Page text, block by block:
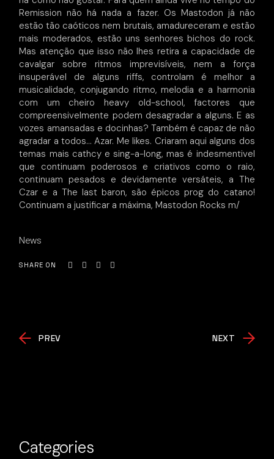
Remission não há nada a fazer. Os Mastodon já não
estão tão caóticos nem brutais, amadureceram e estão
mais moderados, estão uns senhores bichos do rock.
Mas atenção que isso não lhes retira a capacidade de
cavalgar sobre ritmos imprevisíveis, nem a força
insuperável de alguns riffs, controlam é melhor a
musicalidade, conjugando ritmo, melodia e a harmonia
com um cheiro heavy old-school, factores que
compreensivelmente podem desagradar a alguns. E as
vozes amansadas e docinhas? Também é capaz de não
agradar a todos… Azar. Me likes. Criaram aqui alguns dos
temas mais cathcy e sing-a-long, mas é indesmentivel
que continuam poderosos e criativos como o raio,
continuam pesados e devidamente versáteis, a The
Czar e a The last baron, são épicos prog do catano!
Continuam a justificar a máxima, Mastodon Rocks m/
News
SHARE ON
PREV NEXT
Categories